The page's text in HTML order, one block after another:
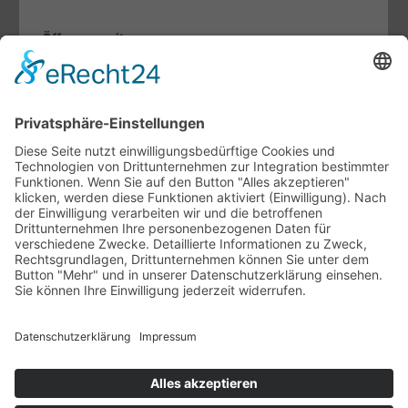
Öffnungszeiten
Mo. bis Fr.:
07.30 - 12.00 Uhr
Sa:
Fachthemen
Indoor-Living meets Outdoor-Living
Terrassendächer von Brustor
Lamellendächer von Warema
Unternehmen
Ausstellung